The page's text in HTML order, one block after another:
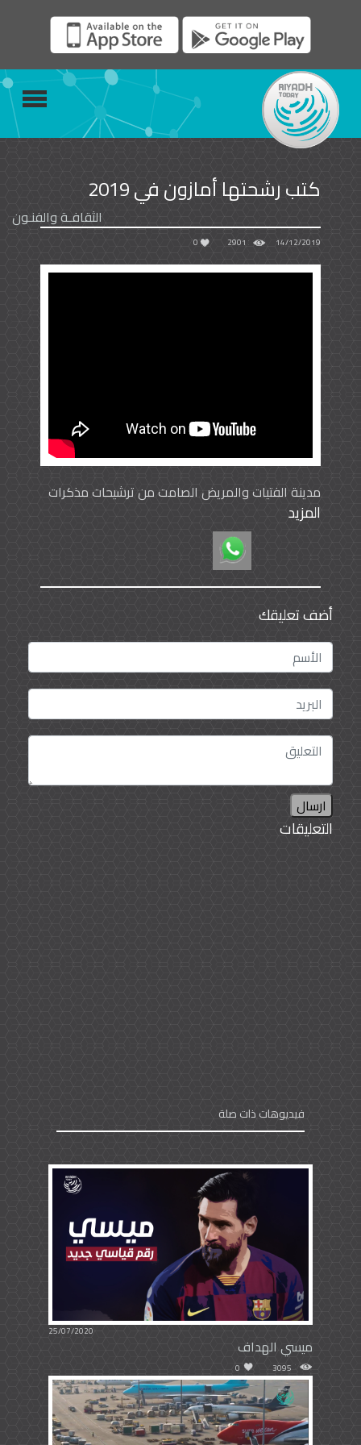
كتب رشحتها أمازون في 2019
الثقافـة والفنـون
14/12/2019
2901
0
مدينة الفتيات والمريض الصامت من ترشيحات مذكرات
وروايات 2019
المزيد
أضف تعليقك
ارسال
التعليقات
فيديوهات ذات صلة
25/07/2020
ميسي الهداف
3095
0